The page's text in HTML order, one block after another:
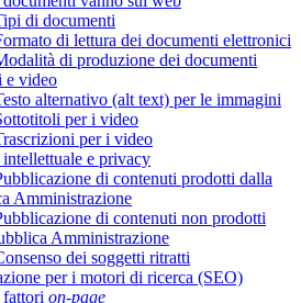
di documenti
di lettura dei documenti elettronici
di produzione dei documenti
e video
alternativo (alt text) per le immagini
per i video
per i video
e privacy
di contenuti prodotti dalla
Amministrazione
di contenuti non prodotti
Amministrazione
dei soggetti ritratti
per i motori di ricerca (SEO)
on-page